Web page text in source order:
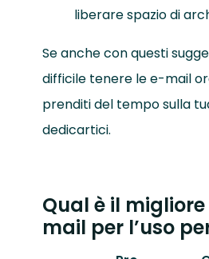
liberare spazio di
Se anche con questi
difficile tenere le e-mail
prenditi del tempo sulla
dedicartici.
Qual è il
mail per l’uso